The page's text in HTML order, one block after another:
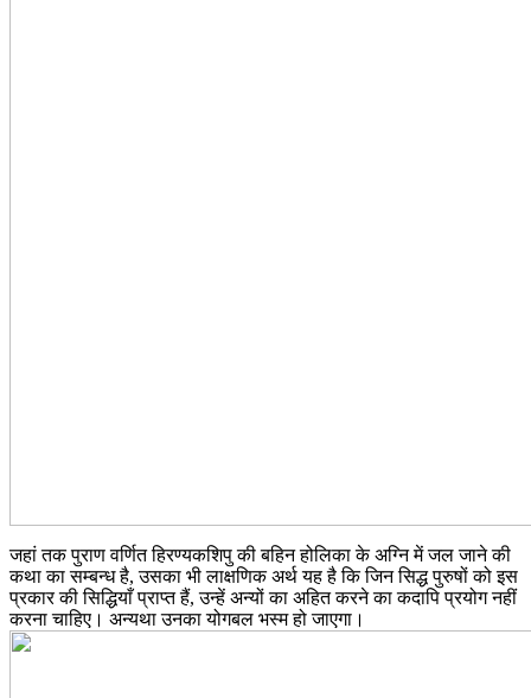
जहां तक पुराण वर्णित हिरण्यकशिपु की बहिन होलिका के अग्नि में जल जाने की
कथा का सम्बन्ध है, उसका भी लाक्षणिक अर्थ यह है कि जिन सिद्ध पुरुषों को इस
प्रकार की सिद्धियाँ प्राप्त हैं, उन्हें अन्यों का अहित करने का कदापि प्रयोग नहीं
करना चाहिए। अन्यथा उनका योगबल भस्म हो जाएगा।